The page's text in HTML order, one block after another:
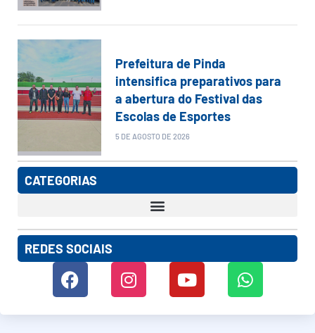
Prefeitura de Pinda
intensifica preparativos para
a abertura do Festival das
Escolas de Esportes
5 DE AGOSTO DE 2026
CATEGORIAS
REDES SOCIAIS